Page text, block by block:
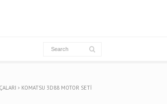
KOMATSU 3D88 MOTOR SETİ